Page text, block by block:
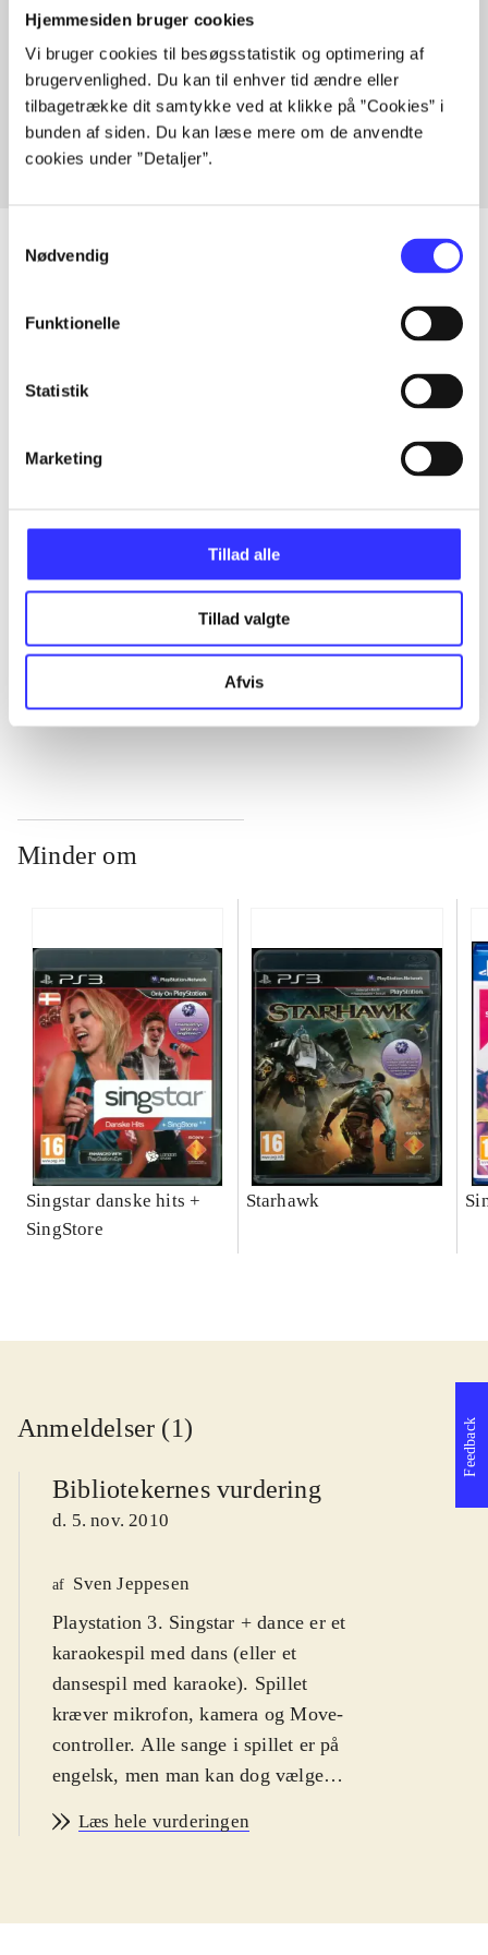
Hjemmesiden bruger cookies
Vi bruger cookies til besøgsstatistik og optimering af
brugervenlighed. Du kan til enhver tid ændre eller
tilbagetrække dit samtykke ved at klikke på ”Cookies” i
bunden af siden. Du kan læse mere om de anvendte
cookies under ”Detaljer”.
Nødvendig
Funktionelle
Statistik
Marketing
Tillad alle
Tillad valgte
Afvis
Artikler med samme emner
Fra
Artikler
Minder om
Singstar danske hits +
SingStore
Starhawk
Anmeldelser (1)
Bibliotekernes vurdering
d. 5. nov. 2010
af Sven Jeppesen
Playstation 3. Singstar + dance er et
karaokespil med dans (eller et
dansespil med karaoke). Spillet
kræver mikrofon, kamera og Move-
controller. Alle sange i spillet er på
engelsk, men man kan dog vælge
er 12 pga. grimt sprog i
rimeligt engelsk for at kunne score i
Læs hele vurderingen
Feedback